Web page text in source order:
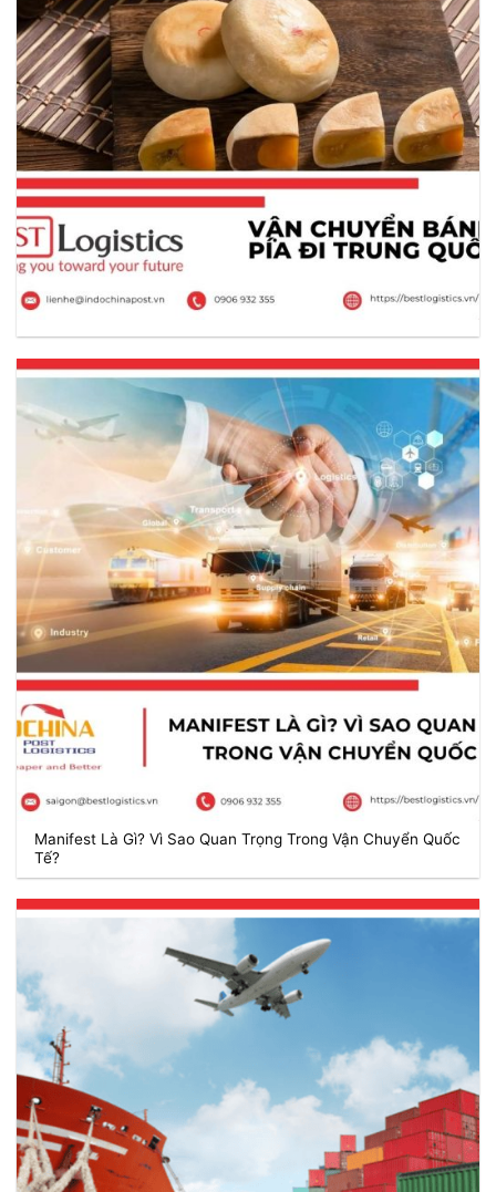
Manifest Là Gì? Vì Sao Quan Trọng Trong Vận Chuyển Quốc
Tế?